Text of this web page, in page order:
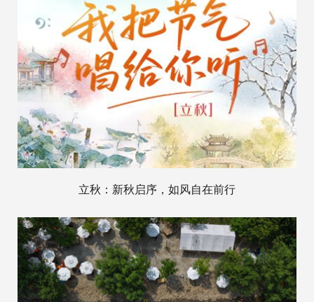
立秋：新秋启序，如风自在前行